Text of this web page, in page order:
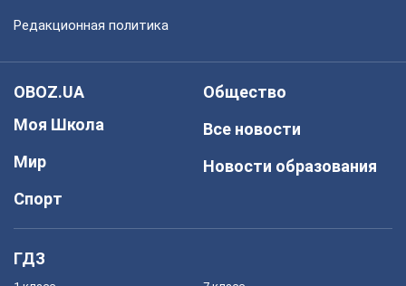
Редакционная политика
OBOZ.UA
Моя Школа
Мир
Спорт
Общество
Все новости
Новости образования
ГДЗ